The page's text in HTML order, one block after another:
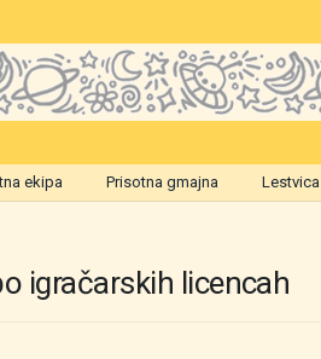
ekipa Prisotna gmajna Lestvica
igračarskih licencah